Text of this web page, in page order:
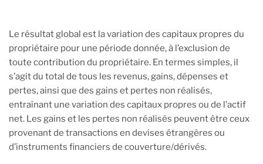
Le résultat global est la variation des capitaux propres du
propriétaire pour une période donnée, à l’exclusion de
toute contribution du propriétaire. En termes simples, il
s’agit du total de tous les revenus, gains, dépenses et
pertes, ainsi que des gains et pertes non réalisés,
entraînant une variation des capitaux propres ou de l’actif
net. Les gains et les pertes non réalisés peuvent être ceux
provenant de transactions en devises étrangères ou
d’instruments financiers de couverture/dérivés.